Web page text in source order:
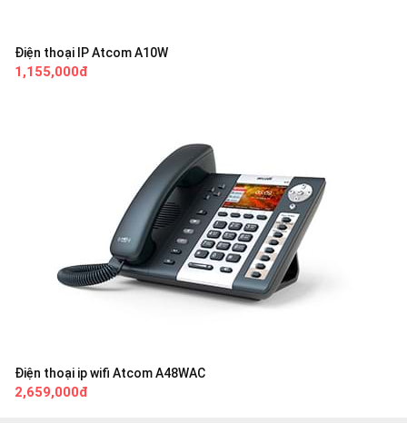
Điện thoại IP Atcom A10W
1,155,000đ
Điện thoại ip wifi Atcom A48WAC
2,659,000đ